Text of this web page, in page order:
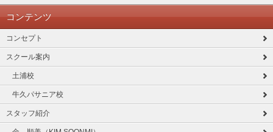
コンテンツ
コンセプト
スクール案内
土浦校
牛久パサニア校
スタッフ紹介